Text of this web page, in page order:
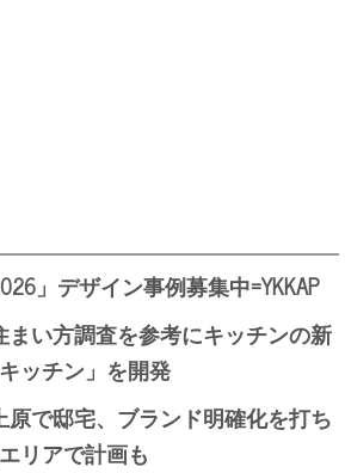
」デザイン事例募集中=YKKAP
い方調査を参考にキッチンの新
ッチン」を開発
で邸宅、ブランド明確化を打ち
リアで計画も